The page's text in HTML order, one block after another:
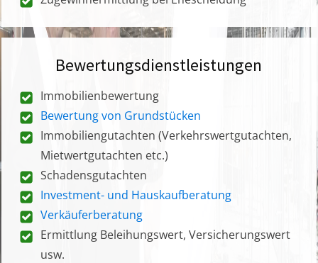
Bewertungsdienstleistungen
Immobilienbewertung
Bewertung von Grundstücken
Immobiliengutachten (Verkehrswertgutachten,
Mietwertgutachten etc.)
Schadensgutachten
Investment- und Hauskaufberatung
Verkäuferberatung
Ermittlung Beleihungswert, Versicherungswert
usw.